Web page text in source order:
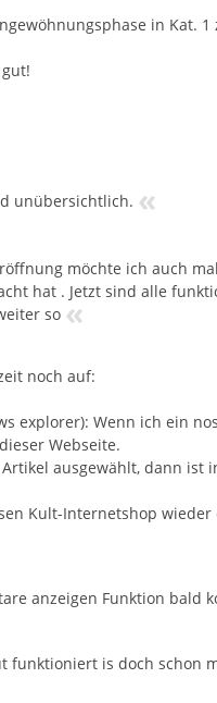
in Kat.
unübersichtlich. «
möchte ich auch
hat . Jetzt sind alle
so «
noch auf:
explorer): Wenn ich ein
Webseite.
ausgewählt, dann
Kult-Internetshop
anzeigen Funktion bald
funktioniert is doch schon